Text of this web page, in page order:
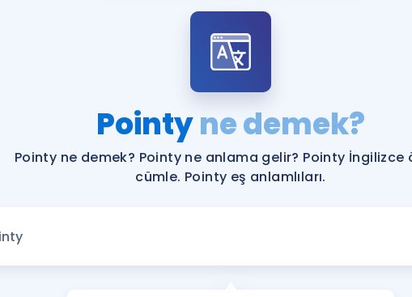
YDS ve YÖKDİL
Rehberlik Aracı
YDS ve YÖKDİL'e
Tüm ÖSYM
Pointyne demek?
Pointy ne demek? Pointy ne anlama gelir? Pointy İngilizce
cümle. Pointy eş anlamlıları.